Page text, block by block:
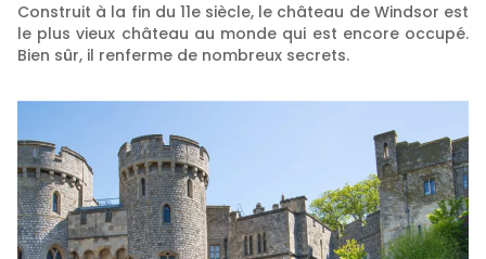
Construit à la fin du 11e siècle, le château de Windsor est
le plus vieux château au monde qui est encore occupé.
Bien sûr, il renferme de nombreux secrets.